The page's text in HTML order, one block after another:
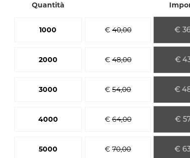
Quantità
1000 €40,00 €
2000 €48,00 €
3000 €54,00 €
4000 €64,00 €
5000 €70,00 €